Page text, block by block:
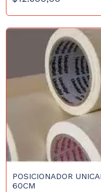
POSICIONADOR
60CM